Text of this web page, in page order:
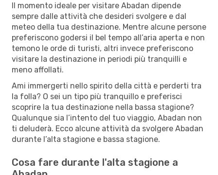
Il momento ideale per visitare Abadan dipende
sempre dalle attività che desideri svolgere e dal
meteo della tua destinazione. Mentre alcune persone
preferiscono godersi il bel tempo all’aria aperta e non
temono le orde di turisti, altri invece preferiscono
visitare la destinazione in periodi più tranquilli e
meno affollati.
Ami immergerti nello spirito della città e perderti tra
la folla? O sei un tipo più tranquillo e preferisci
scoprire la tua destinazione nella bassa stagione?
Qualunque sia l’intento del tuo viaggio, Abadan non
ti deluderà. Ecco alcune attività da svolgere Abadan
durante l’alta stagione e bassa stagione.
Cosa fare durante l'alta stagione a